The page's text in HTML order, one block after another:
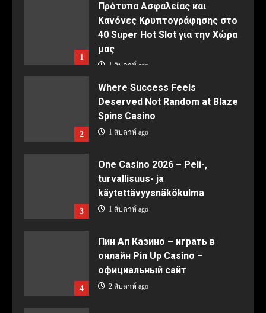
1
Πρότυπα Ασφαλείας και
Κανόνες Κρυπτογράφησης στο
40 Super Hot Slot για την Χώρα
μας
1 สัปดาห์ ago
2
Where Success Feels
Deserved Not Random at Blaze
Spins Casino
1 สัปดาห์ ago
3
One Casino 2026 – Peli-,
turvallisuus- ja
käytettävyysnäkökulma
1 สัปดาห์ ago
4
Пин Ап Казино – играть в
онлайн Pin Up Casino –
официальный сайт
2 สัปดาห์ ago